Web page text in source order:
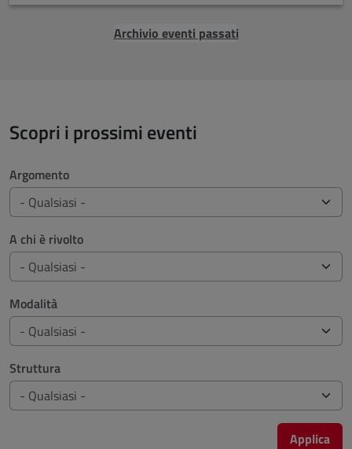
Archivio eventi passati
Scopri i prossimi eventi
Argomento
A chi è rivolto
Modalità
Struttura
Applica